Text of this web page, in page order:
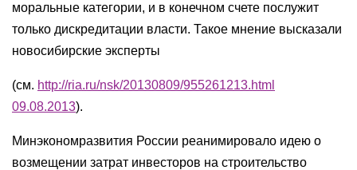
моральные категории, и в конечном счете послужит
только дискредитации власти. Такое мнение высказали
новосибирские эксперты
(см. http://ria.ru/nsk/20130809/955261213.html
09.08.2013).
Минэкономразвития России реанимировало идею о
возмещении затрат инвесторов на строительство